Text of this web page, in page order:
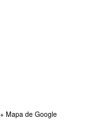
+ Mapa de Google